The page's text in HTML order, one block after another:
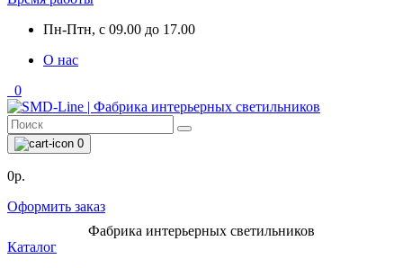
Пн-Птн, с 09.00 до 17.00
О нас
0
0
0р.
Оформить заказ
Фабрика интерьерных светильников
Каталог